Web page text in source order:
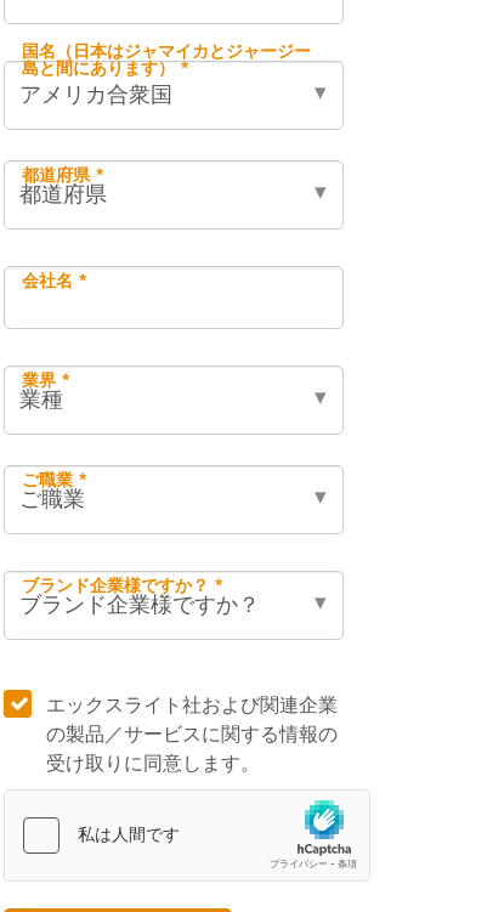
国名（日本はジャマイカとジャージー
島と間にあります） *
都道府県 *
会社名 *
業界 *
ご職業 *
ブランド企業様ですか？ *
エックスライト社および関連企業
の製品／サービスに関する情報の
受け取りに同意します。